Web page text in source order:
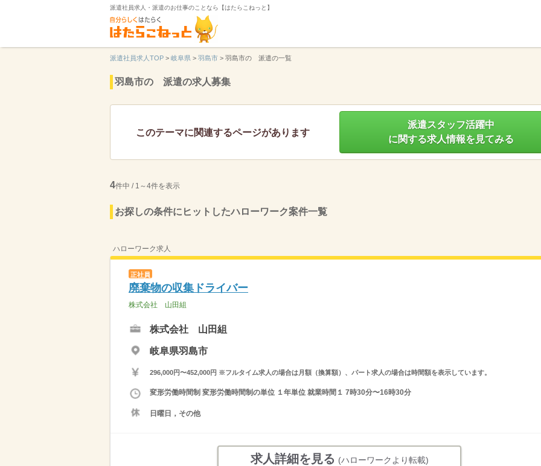
派遣社員求人・派遣のお仕事のことなら【はたらこねっと】
派遣社員求人TOP > 岐阜県 > 羽島市 > 羽島市の 派遣の一覧
羽島市の 派遣の求人募集
このテーマに関連するページがあります
派遣スタッフ活躍中
に関する求人情報を見てみる
4件中 / 1～4件を表示
お探しの条件にヒットしたハローワーク案件一覧
ハローワーク求人
正社員
廃棄物の収集ドライバー
株式会社 山田組
株式会社 山田組
岐阜県羽島市
296,000円〜452,000円 ※フルタイム求人の場合は月額（換算額）、パート求人の場合は時間額を表示しています。
変形労働時間制 変形労働時間制の単位 １年単位 就業時間１ 7時30分〜16時30分
日曜日，その他
求人詳細を見る (ハローワークより転載)